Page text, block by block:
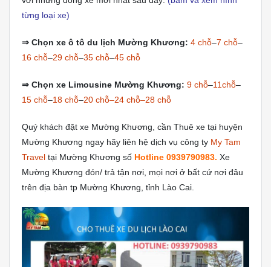
từng loại xe)
⇒ Chọn xe ô tô du lịch Mường Khương: 4 chỗ–7 chỗ–
16 chỗ–29 chỗ–35 chỗ–45 chỗ
⇒ Chọn xe Limousine Mường Khương: 9 chỗ–11chỗ–
15 chỗ–18 chỗ–20 chỗ–24 chỗ–28 chỗ
Quý khách đặt xe Mường Khương, cần Thuê xe tại huyện
Mường Khương ngay hãy liên hệ dịch vụ công ty My Tam
Travel tại Mường Khương số Hotline 0939790983. Xe
Mường Khương đón/ trả tận nơi, mọi nơi ở bất cứ nơi đâu
trên địa bàn tp Mường Khương, tỉnh Lào Cai.